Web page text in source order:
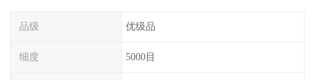
品级 优级品
细度 5000目